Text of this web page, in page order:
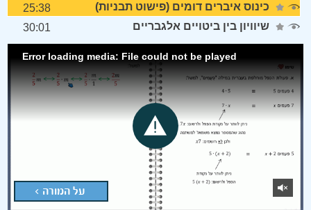
כינוס איברים דומים (פישוט תבניות)
25:38
שיוויון בין ביטויים אלגבריים
30:01
על המורה >
Error loading media: File could not be played